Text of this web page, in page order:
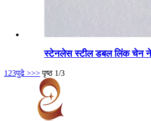
स्टेनलेस स्टील डबल लिंक चेन
1 23पुढे >>> पृष्ठ 1/3